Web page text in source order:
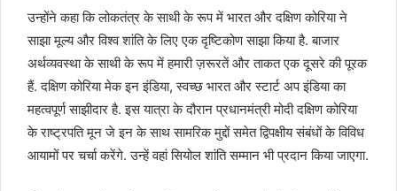
उन्‍होंने कहा कि लोकतंत्र के साथी के रूप में भारत और दक्षिण कोरिया ने
साझा मूल्य और विश्व शांति के लिए एक दृष्टिकोण साझा किया है. बाजार
अर्थव्यवस्था के साथी के रूप में हमारी ज़रूरतें और ताकत एक दूसरे की पूरक
हैं. दक्षिण कोरिया मेक इन इंडिया, स्‍वच्‍छ भारत और स्‍टार्ट अप इंडिया का
महत्‍वपूर्ण साझीदार है. इस यात्रा के दौरान प्रधानमंत्री मोदी दक्षिण कोरिया
के राष्ट्रपति मून जे इन के साथ सामरिक मुद्दों समेत द्विपक्षीय संबंधों के विविध
आयामों पर चर्चा करेंगे. उन्हें वहां सियोल शांति सम्मान भी प्रदान किया जाएगा.